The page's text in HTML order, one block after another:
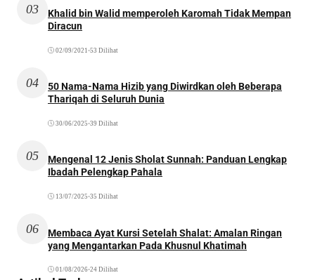
03
Khalid bin Walid memperoleh Karomah Tidak Mempan
Diracun
02/09/2021 •53 Dilihat
04
50 Nama-Nama Hizib yang Diwirdkan oleh Beberapa
Thariqah di Seluruh Dunia
30/06/2025 •39 Dilihat
05
Mengenal 12 Jenis Sholat Sunnah: Panduan Lengkap
Ibadah Pelengkap Pahala
13/07/2025 •35 Dilihat
06
Membaca Ayat Kursi Setelah Shalat: Amalan Ringan
yang Mengantarkan Pada Khusnul Khatimah
01/08/2026•24 Dilihat